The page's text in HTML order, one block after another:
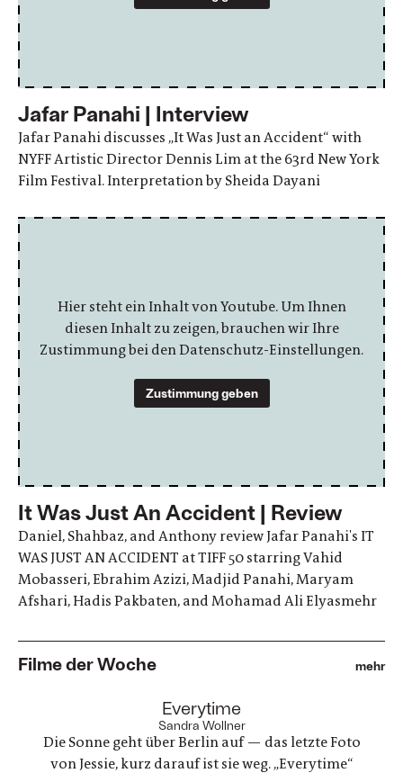
Jafar Panahi | Interview
Jafar Panahi discusses „It Was Just an Accident“ with
NYFF Artistic Director Dennis Lim at the 63rd New York
Film Festival. Interpretation by Sheida Dayani
Hier steht ein Inhalt von Youtube. Um Ihnen
diesen Inhalt zu zeigen, brauchen wir Ihre
Zustimmung bei den Datenschutz-Einstellungen.
Zustimmung geben
It Was Just An Accident | Review
Daniel, Shahbaz, and Anthony review Jafar Panahi's IT
WAS JUST AN ACCIDENT at TIFF 50 starring Vahid
Mobasseri, Ebrahim Azizi, Madjid Panahi, Maryam
Afshari, Hadis Pakbaten, and Mohamad Ali Elyasmehr
Filme der Woche mehr
Everytime
Sandra Wollner
Die Sonne geht über Berlin auf — das letzte Foto
von Jessie, kurz darauf ist sie weg. „Everytime“